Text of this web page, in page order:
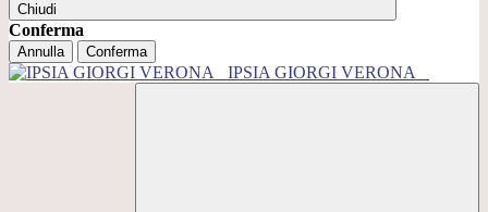
Chiudi
Conferma
Annulla Conferma
IPSIA GIORGI VERONA